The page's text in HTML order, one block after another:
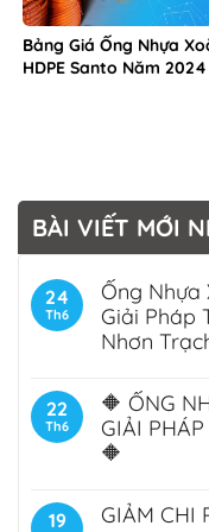
Bảng Giá Ống Nhựa
HDPE Santo Năm 2024
BÀI VIẾT MỚI
24
Th6
Ống Nhựa
Giải Pháp
Nhơn
22
Th6
🔶 ỐNG
GIẢI
🔶
19
GIẢM CHI